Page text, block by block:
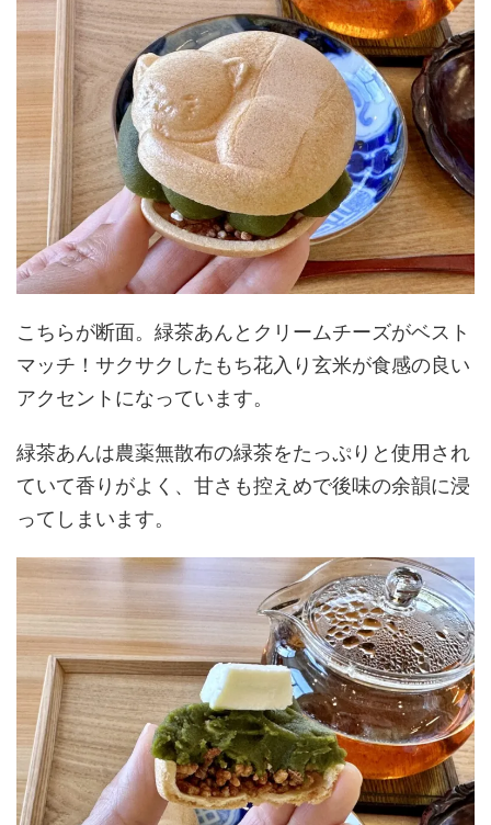
こちらが断面。緑茶あんとクリームチーズがベスト
マッチ！サクサクしたもち花入り玄米が食感の良い
アクセントになっています。
緑茶あんは農薬無散布の緑茶をたっぷりと使用され
ていて香りがよく、甘さも控えめで後味の余韻に浸
ってしまいます。